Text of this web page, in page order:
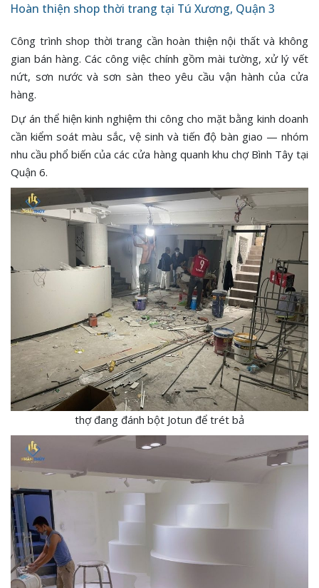
Hoàn thiện shop thời trang tại Tú Xương, Quận 3
Công trình shop thời trang cần hoàn thiện nội thất và không
gian bán hàng. Các công việc chính gồm mài tường, xử lý vết
nứt, sơn nước và sơn sàn theo yêu cầu vận hành của cửa
hàng.
Dự án thể hiện kinh nghiệm thi công cho mặt bằng kinh doanh
cần kiểm soát màu sắc, vệ sinh và tiến độ bàn giao — nhóm
nhu cầu phổ biến của các cửa hàng quanh khu chợ Bình Tây tại
Quận 6.
thợ đang đánh bột Jotun để trét bả